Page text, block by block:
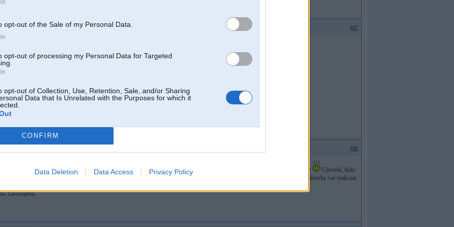
opt-out of the Sale of my Personal Data.
opt-out of processing my Personal Data for Targeted
opt-out of Collection, Use, Retention, Sale, and/or Sharing
Data that Is Unrelated with the Purposes for which it
CONFIRM
Data Deletion Data Access Privacy Policy
14. Jan 2006, 11:18 #67
#68
Lamborghini,
Nee, man vienkaarshi truukst vaardu! Kaa var vispaar salidzinaat BMW ar kaut kaadu japaanju Lexusu!!!!!!
Cilveeki, liidz
kam juus esat nonaakushi? Varbuut veel ar KIA salidzinaasiet?!?! Nesaprotu nekaadi kaa jebkursh domaajosh cilveeks var maksaat